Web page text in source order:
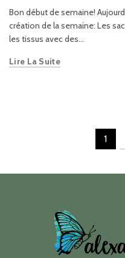
Bon début de semaine!
création de la semaine: Les
les tissus avec des...
Lire La Suite
1